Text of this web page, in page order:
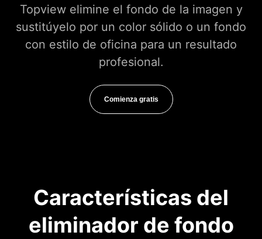
Topview elimine el fondo de la imagen y
sustitúyelo por un color sólido o un fondo
con estilo de oficina para un resultado
profesional.
Comienza gratis
Características del
eliminador de fondo